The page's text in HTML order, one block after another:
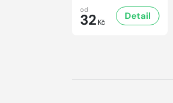
od
32 Kč
Detail